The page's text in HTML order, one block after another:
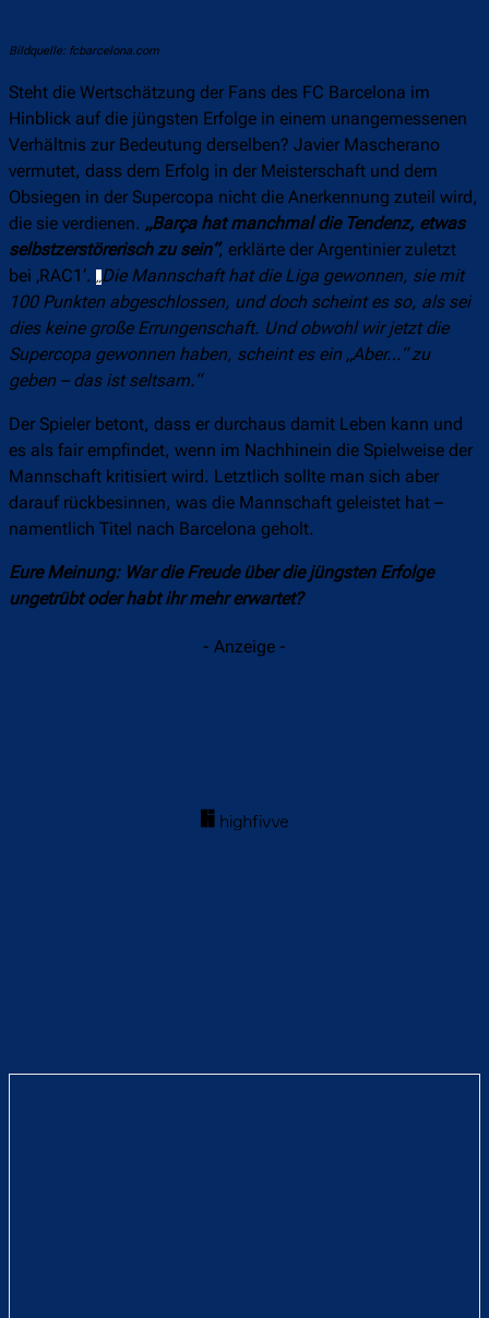
Bildquelle: fcbarcelona.com
Steht die Wertschätzung der Fans des FC Barcelona im
Hinblick auf die jüngsten Erfolge in einem unangemessenen
Verhältnis zur Bedeutung derselben? Javier Mascherano
vermutet, dass dem Erfolg in der Meisterschaft und dem
Obsiegen in der Supercopa nicht die Anerkennung zuteil wird,
die sie verdienen. „Barça hat manchmal die Tendenz, etwas
selbstzerstörerisch zu sein“, erklärte der Argentinier zuletzt
bei ‚RAC1‘. „Die Mannschaft hat die Liga gewonnen, sie mit
100 Punkten abgeschlossen, und doch scheint es so, als sei
dies keine große Errungenschaft. Und obwohl wir jetzt die
Supercopa gewonnen haben, scheint es ein „Aber…“ zu
geben – das ist seltsam.“
Der Spieler betont, dass er durchaus damit Leben kann und
es als fair empfindet, wenn im Nachhinein die Spielweise der
Mannschaft kritisiert wird. Letztlich sollte man sich aber
darauf rückbesinnen, was die Mannschaft geleistet hat –
namentlich Titel nach Barcelona geholt.
Eure Meinung: War die Freude über die jüngsten Erfolge
ungetrübt oder habt ihr mehr erwartet?
- Anzeige -